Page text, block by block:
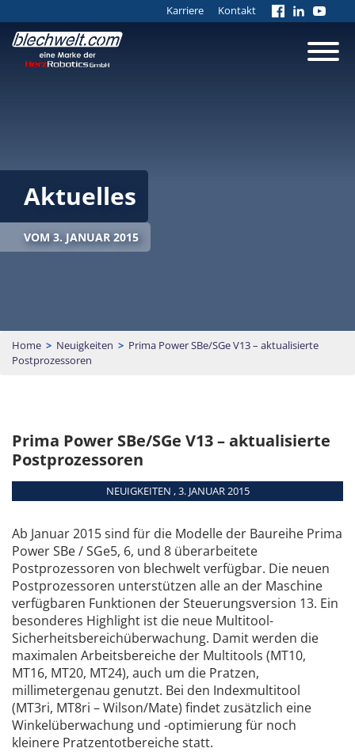
Karriere Kontakt
Aktuelles
VOM 3. JANUAR 2015
Home > Neuigkeiten > Prima Power SBe/SGe V13 – aktualisierte
Postprozessoren
Prima Power SBe/SGe V13 – aktualisierte
Postprozessoren
NEUIGKEITEN , 3. JANUAR 2015
Ab Januar 2015 sind für die Modelle der Baureihe Prima
Power SBe / SGe5, 6, und 8 überarbeitete
Postprozessoren von blechwelt verfügbar. Die neuen
Postprozessoren unterstützen alle an der Maschine
verfügbaren Funktionen der Steuerungsversion 13. Ein
besonderes Highlight ist die neue Multitool-
Sicherheitsbereichüberwachung. Damit werden die
maximalen Arbeitsbereiche der Multitools (MT10,
MT16, MT20, MT24), auch um die Pratzen,
millimetergenau genutzt. Bei den Indexmultitool
(MT3ri, MT8ri – Wilson/Mate) findet zusätzlich eine
Winkelüberwachung und -optimierung für noch
kleinere Pratzentotbereiche statt.